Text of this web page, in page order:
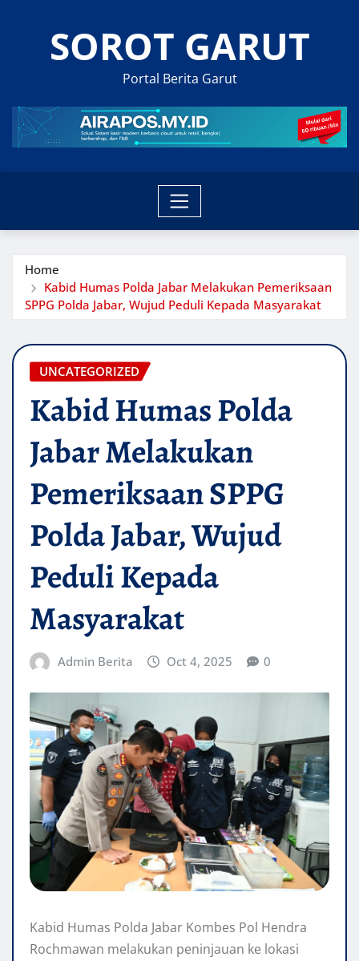
SOROT GARUT
Portal Berita Garut
Home
Kabid Humas Polda Jabar Melakukan Pemeriksaan
SPPG Polda Jabar, Wujud Peduli Kepada Masyarakat
UNCATEGORIZED
Kabid Humas Polda
Jabar Melakukan
Pemeriksaan SPPG
Polda Jabar, Wujud
Peduli Kepada
Masyarakat
Admin Berita Oct 4, 2025 0
Kabid Humas Polda Jabar Kombes Pol Hendra
Rochmawan melakukan peninjauan ke lokasi